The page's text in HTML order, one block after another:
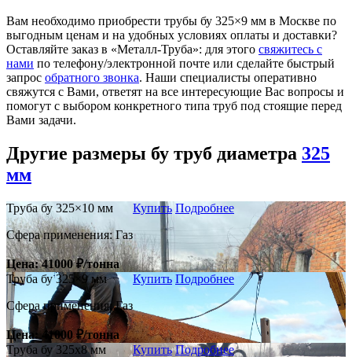
Вам необходимо приобрести трубы бу 325×9 мм в Москве по
выгодным ценам и на удобных условиях оплаты и доставки?
Оставляйте заказ в «Металл-Труба»: для этого свяжитесь с
нами по телефону/электронной почте или сделайте быстрый
запрос обратного звонка. Наши специалисты оперативно
свяжутся с Вами, ответят на все интересующие Вас вопросы и
помогут с выбором конкретного типа труб под стоящие перед
Вами задачи.
Другие размеры бу труб диаметра 325
мм
Труба бу 325×10 мм
Сфера применения: Газ
Цена: 41000 ₽/тонна
Купить Подробнее
Труба бу 325×9 мм
Сфера применения: Газ
Цена: 41000 ₽/тонна
Купить Подробнее
Труба бу 325х8 мм
Купить Подробнее